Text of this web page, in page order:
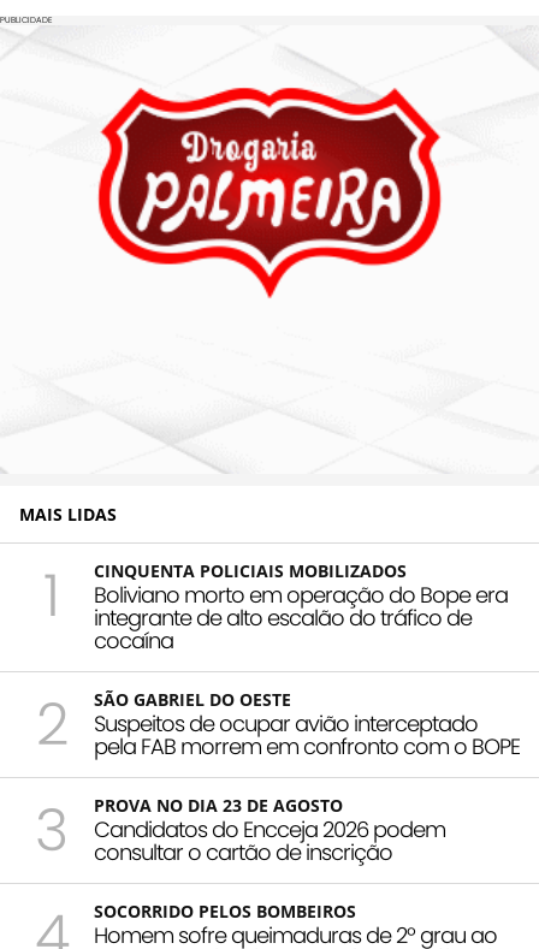
PUBLICIDADE
MAIS LIDAS
1 CINQUENTA POLICIAIS MOBILIZADOS
Boliviano morto em operação do Bope era
integrante de alto escalão do tráfico de
cocaína
2 SÃO GABRIEL DO OESTE
Suspeitos de ocupar avião interceptado
pela FAB morrem em confronto com o BOPE
3 PROVA NO DIA 23 DE AGOSTO
Candidatos do Encceja 2026 podem
consultar o cartão de inscrição
SOCORRIDO PELOS BOMBEIROS
Homem sofre queimaduras de 2º grau ao